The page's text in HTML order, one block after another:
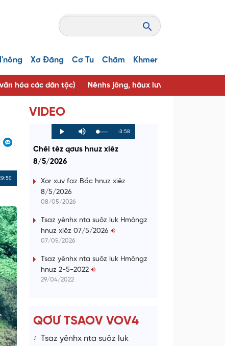
Xơ Đăng Cơ Tu Chăm Khmer
hóa các dân tộc) Nênhs jông, hâux lưv jông ( Người
VIDEO
P
l
y
M
u
e
L
o
d
P
r
g
0
%
R
e
a
i
e
-3:58
Chêi têz qơưs hnuz xiêz
8/5/2026
Xor xưv faz Bắc hnuz xiêz
8/5/2026
08/05/2026
Tsaz yênhx nta suôz luk Hmôngz
hnuz xiêz 07/5/2026
07/05/2026
Tsaz yênhx nta suôz luk Hmôngz
hnuz 2-5-2022
29/04/2022
QƠƯ TSAOV VOV4
Tsaz yênhx nta suôz luk